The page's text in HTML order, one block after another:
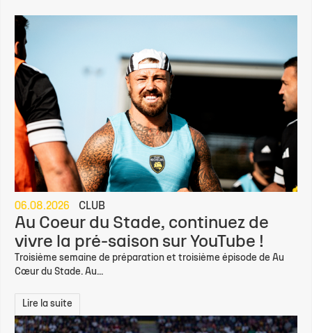
06.08.2026 CLUB
Au Coeur du Stade, continuez de
vivre la pré-saison sur YouTube !
Troisième semaine de préparation et troisième épisode de Au
Cœur du Stade. Au...
Lire la suite